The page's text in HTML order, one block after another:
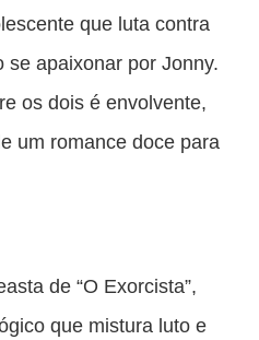
que luta contra
se apaixonar por Jonny.
os dois é envolvente,
um romance doce para
de “O Exorcista”,
que mistura luto e